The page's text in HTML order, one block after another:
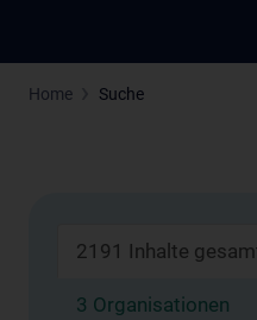
Home Suche
2191 Inhalte
3 Organisationen